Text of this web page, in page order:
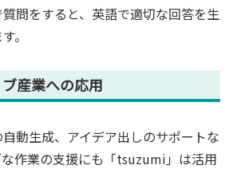
問をすると、英語で適切な回答を生
。
産業への応用
動生成、アイデア出しのサポートな
作業の支援にも「tsuzumi」は活用